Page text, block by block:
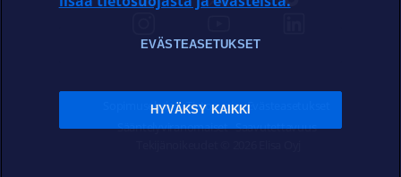
Sopimusehdot Tietosuoja Evästeasetukset
Sääntelyviranomaiset Saavutettavuus
EVÄSTEASETUKSET
HYVÄKSY KAIKKI